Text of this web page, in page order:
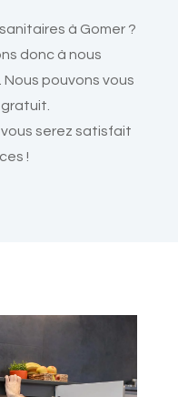
à Gomer ?
donc à nous
pouvons vous
serez satisfait
!